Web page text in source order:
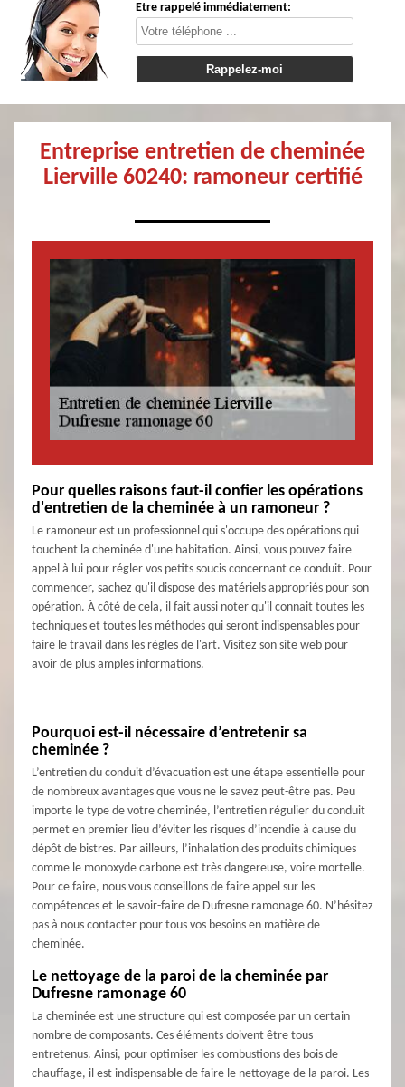
Etre rappelé immédiatement:
Entreprise entretien de cheminée
Lierville 60240: ramoneur certifié
Pour quelles raisons faut-il confier les opérations
d'entretien de la cheminée à un ramoneur ?
Le ramoneur est un professionnel qui s'occupe des opérations qui
touchent la cheminée d'une habitation. Ainsi, vous pouvez faire
appel à lui pour régler vos petits soucis concernant ce conduit. Pour
commencer, sachez qu'il dispose des matériels appropriés pour son
opération. À côté de cela, il fait aussi noter qu'il connait toutes les
techniques et toutes les méthodes qui seront indispensables pour
faire le travail dans les règles de l'art. Visitez son site web pour
avoir de plus amples informations.
Pourquoi est-il nécessaire d’entretenir sa
cheminée ?
L’entretien du conduit d’évacuation est une étape essentielle pour
de nombreux avantages que vous ne le savez peut-être pas. Peu
importe le type de votre cheminée, l’entretien régulier du conduit
permet en premier lieu d’éviter les risques d’incendie à cause du
dépôt de bistres. Par ailleurs, l’inhalation des produits chimiques
comme le monoxyde carbone est très dangereuse, voire mortelle.
Pour ce faire, nous vous conseillons de faire appel sur les
compétences et le savoir-faire de Dufresne ramonage 60. N’hésitez
pas à nous contacter pour tous vos besoins en matière de
cheminée.
Le nettoyage de la paroi de la cheminée par
Dufresne ramonage 60
La cheminée est une structure qui est composée par un certain
nombre de composants. Ces éléments doivent être tous
entretenus. Ainsi, pour optimiser les combustions des bois de
chauffage, il est indispensable de faire le nettoyage de la paroi. Les